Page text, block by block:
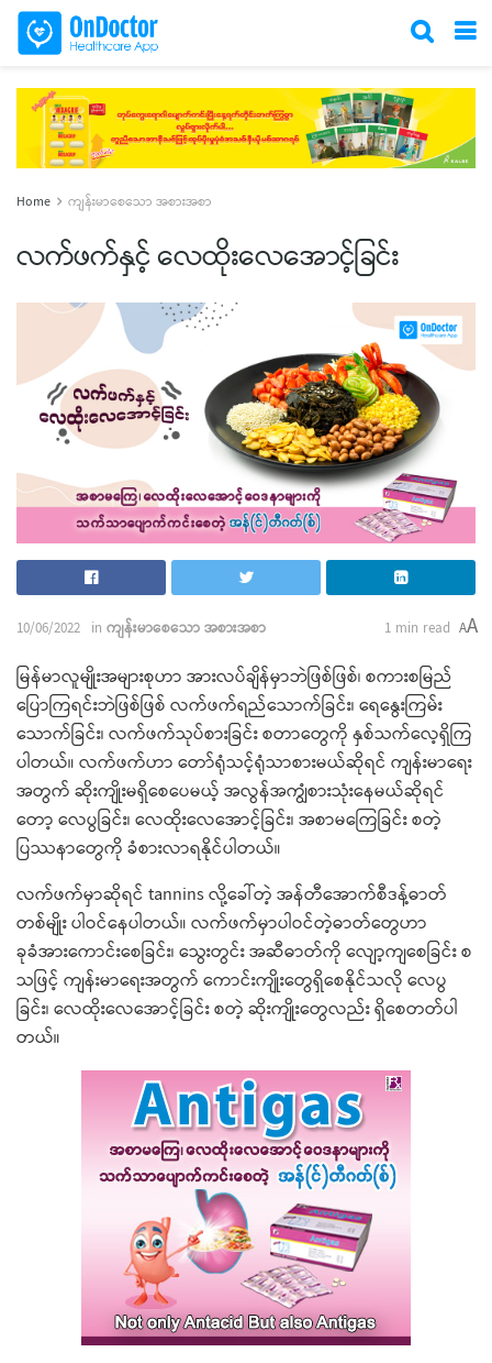
Home ကျန်းမာစေသော အစားအစာ
လက်ဖက်နှင့် လေထိုးလေအောင့်ခြင်း
10/06/2022 in ကျန်းမာစေသော အစားအစာ 1 min read AA
မြန်မာလူမျိုးအများစုဟာ အားလပ်ချိန်မှာဘဲဖြစ်ဖြစ်၊ စကားစမြည်
ပြောကြရင်းဘဲဖြစ်ဖြစ် လက်ဖက်ရည်သောက်ခြင်း၊ ရေနွေးကြမ်း
သောက်ခြင်း၊ လက်ဖက်သုပ်စားခြင်း စတာတွေကို နှစ်သက်လေ့ရှိကြ
ပါတယ်။ လက်ဖက်ဟာ တော်ရုံသင့်ရုံသာစားမယ်ဆိုရင် ကျန်းမာရေး
အတွက် ဆိုးကျိုးမရှိစေပေမယ့် အလွန်အကျွံစားသုံးနေမယ်ဆိုရင်
တော့ လေပွခြင်း၊ လေထိုးလေအောင့်ခြင်း၊ အစာမကြေခြင်း စတဲ့
ပြဿနာတွေကို ခံစားလာရနိုင်ပါတယ်။
လက်ဖက်မှာဆိုရင် tannins လို့ခေါ်တဲ့ အန်တီအောက်စီဒန့်ဓာတ်
တစ်မျိုး ပါဝင်နေပါတယ်။ လက်ဖက်မှာပါဝင်တဲ့ဓာတ်တွေဟာ
ခုခံအားကောင်းစေခြင်း၊ သွေးတွင်း အဆီဓာတ်ကို လျော့ကျစေခြင်း စ
သဖြင့် ကျန်းမာရေးအတွက် ကောင်းကျိုးတွေရှိစေနိုင်သလို လေပွ
ခြင်း၊ လေထိုးလေအောင့်ခြင်း စတဲ့ ဆိုးကျိုးတွေလည်း ရှိစေတတ်ပါ
တယ်။